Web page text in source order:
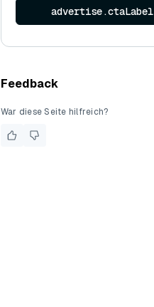
advertise.ctaLabel
Feedback
War diese Seite hilfreich?